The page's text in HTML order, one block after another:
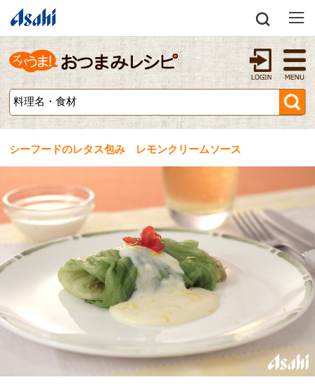
シーフードのレタス包み レモンクリームソース